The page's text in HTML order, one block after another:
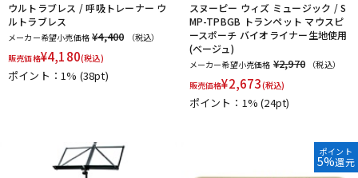
ウルトラブレス / 呼吸トレーナー ウ
ルトラブレス
メーカー希望小売価格 ¥4,400
（税込）
販売価格¥4,180(税込)
ポイント：1% (38pt)
スヌーピー ウィズ ミュージック / S
MP-TPBGB トランペット マウスピ
ースポーチ バイオライナー生地使用
(ベージュ)
メーカー希望小売価格 ¥2,970
（税込）
販売価格¥2,673(税込)
ポイント：1%(24pt)
ポイント
5%還元